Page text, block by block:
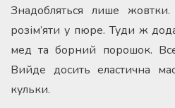
Знадобляться лише
розім’яти у пюре. Туди ж
мед та борний порошок.
Вийде досить еластична
кульки.